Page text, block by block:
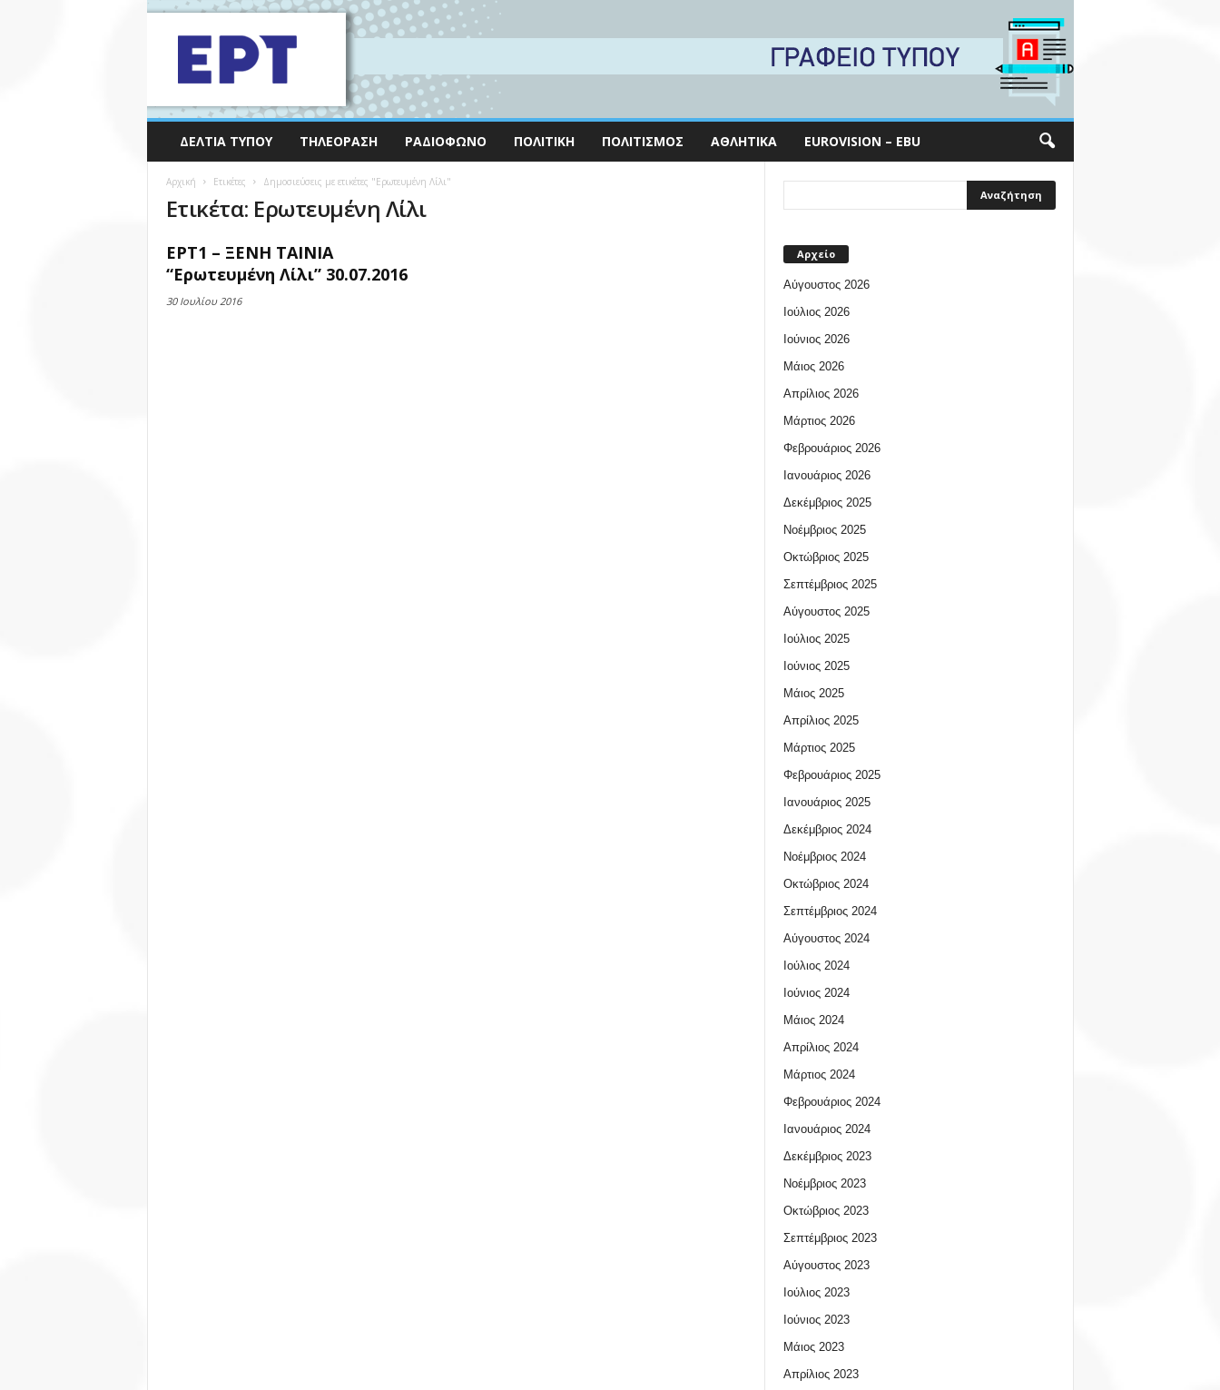
ΔΕΛΤΊΑ ΤΎΠΟΥ ΤΗΛΕΌΡΑΣΗ ΡΑΔΙΌΦΩΝΟ ΠΟΛΙΤΙΚΉ ΠΟΛΙΤΙΣΜΌΣ ΑΘΛΗΤΙΚΆ EUROVISION – EBU
Αρχική Ετικέτες Δημοσιεύσεις με ετικέτες "Ερωτευμένη Λίλι"
Ετικέτα: Ερωτευμένη Λίλι
ΕΡΤ1 – ΞΕΝΗ ΤΑΙΝΙΑ
“Ερωτευμένη Λίλι” 30.07.2016
30 Ιουλίου 2016
Αρχείο
Αύγουστος 2026
Ιούλιος 2026
Ιούνιος 2026
Μάιος 2026
Απρίλιος 2026
Μάρτιος 2026
Φεβρουάριος 2026
Ιανουάριος 2026
Δεκέμβριος 2025
Νοέμβριος 2025
Οκτώβριος 2025
Σεπτέμβριος 2025
Αύγουστος 2025
Ιούλιος 2025
Ιούνιος 2025
Μάιος 2025
Απρίλιος 2025
Μάρτιος 2025
Φεβρουάριος 2025
Ιανουάριος 2025
Δεκέμβριος 2024
Νοέμβριος 2024
Οκτώβριος 2024
Σεπτέμβριος 2024
Αύγουστος 2024
Ιούλιος 2024
Ιούνιος 2024
Μάιος 2024
Απρίλιος 2024
Μάρτιος 2024
Φεβρουάριος 2024
Ιανουάριος 2024
Δεκέμβριος 2023
Νοέμβριος 2023
Οκτώβριος 2023
Σεπτέμβριος 2023
Αύγουστος 2023
Ιούλιος 2023
Ιούνιος 2023
Μάιος 2023
Απρίλιος 2023